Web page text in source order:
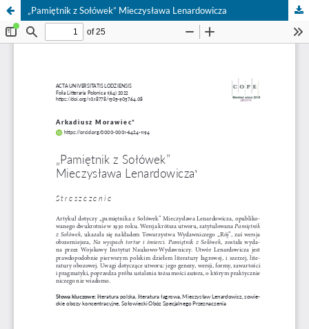
„Pamiętnik z Sołówek” Mieczysława Lenardowicza